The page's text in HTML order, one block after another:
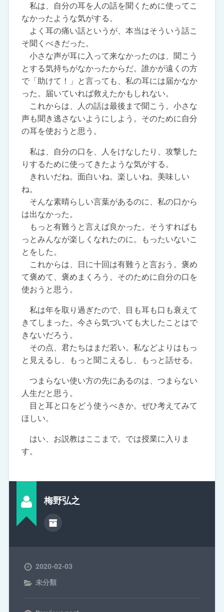
私は、自分の耳を人の話を聞くために使ってこ
なかったような気がする。
よく耳の痛い話というが、本当はそういう話こ
そ聞くべきだった。
小さな声が耳に入って来なかったのは、聞こう
とする気持ちがなかったからだ。誰かが遠くの方
で「助けて！」と言っても、私の耳には届かなか
った。届いていれば救えたかもしれない。
これからは、人の話は最後まで聞こう。小さな
声も聞き逃さないようにしよう。そのために自分
の耳を使おうと思う。
私は、自分の口を、人をけなしたり、攻撃した
りするために使ってきたような気がする。
きれいだね。面白いね。楽しいね。美味しい
ね。
そんな素晴らしい言葉があるのに、私の口から
は出なかった。
もっと有難うと言えば良かった。そうすればも
っとみんなが楽しくなれたのに。もったいないこ
とをした。
これからは、日に十回は有難うと言おう。褒め
て褒めて、褒めまくろう。そのために自分の口を
使おうと思う。
私は年を取り過ぎたので、目も耳も口も衰えて
きてしまった。今さら気づいても大したことはで
きないだろう。
その点、君たちはまだ若い。私などよりはもっ
と見えるし、もっと聞こえるし、もっと話せる。
つまらない使い方の先にあるのは、つまらない
人生だと思う。
目と耳と口をどう使うべきか。ぜひ考えてみて
ほしい。
はい、お説教はここまで。では授業に入りま
す。
梅野弘之
2020-02-03
未分類